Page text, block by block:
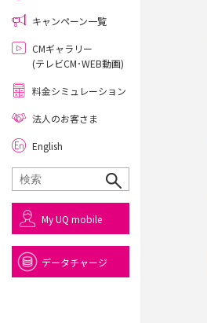
キャンペーン一覧
CMギャラリー
(テレビCM･WEB動画)
料金シミュレーション
法人のお客さま
English
My UQ mobile
データチャージ